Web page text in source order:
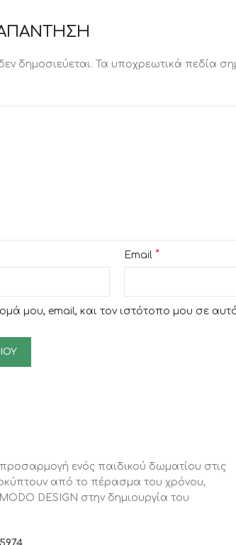
δημοσιεύεται. Τα υποχρεωτικά πεδία
Email *
μου, email, και τον ιστότοπο μου σε
ενός παιδικού δωματίου στις
από το πέρασμα του χρόνου,
DESIGN στην δημιουργία του